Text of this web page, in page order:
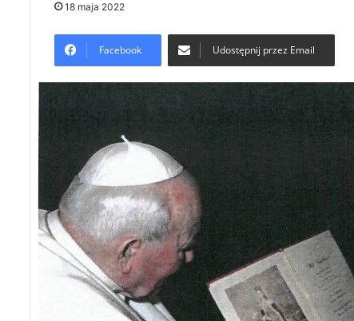
18 maja 2022
Facebook Udostępnij przez Email